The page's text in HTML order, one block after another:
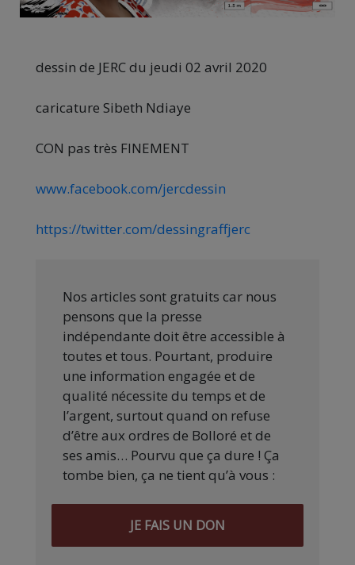
dessin de JERC du jeudi 02 avril 2020
caricature Sibeth Ndiaye
CON pas très FINEMENT
www.facebook.com/jercdessin
https://twitter.com/dessingraffjerc
Nos articles sont gratuits car nous
pensons que la presse
indépendante doit être accessible à
toutes et tous. Pourtant, produire
une information engagée et de
qualité nécessite du temps et de
l’argent, surtout quand on refuse
d’être aux ordres de Bolloré et de
ses amis… Pourvu que ça dure ! Ça
tombe bien, ça ne tient qu’à vous :
JE FAIS UN DON